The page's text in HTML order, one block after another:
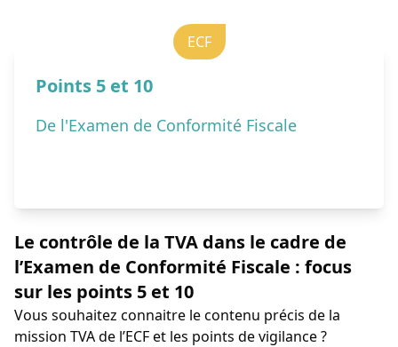
ECF
Points 5 et 10
De l'Examen de Conformité Fiscale
Le contrôle de la TVA dans le cadre de
l’Examen de Conformité Fiscale : focus
sur les points 5 et 10
Vous souhaitez connaitre le contenu précis de la
mission TVA de l’ECF et les points de vigilance ?